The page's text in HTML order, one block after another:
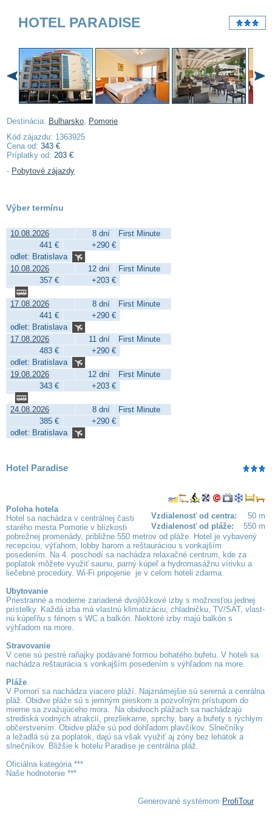
HOTEL PARADISE
Destinácia: Bulharsko, Pomorie
Kód zájazdu: 1363925
Cena od: 343 €
Príplatky od: 203 €
- Pobytové zájazdy
Výber termínu
10.08.2026 8 dní
First Minute
441 €
+290 €
odlet: Bratislava
10.08.2026
12 dní
First Minute
357 €
+203 €
17.08.2026 8 dní
First Minute
441 €
+290 €
odlet: Bratislava
17.08.2026
11 dní
First Minute
483 €
+290 €
odlet: Bratislava
19.08.2026
12 dní
First Minute
343 €
+203 €
24.08.2026 8 dní
First Minute
385 €
+290 €
odlet: Bratislava
Hotel Paradise
Vzdialenosť od centra:
50 m
Vzdialenosť od pláže:
550 m
Poloha hotela
Hotel sa nachádza v centrálnej časti
starého mesta Pomorie v blízkosti
pobrežnej promenády, približne 550 metrov od pláže. Hotel je vybavený
recepciou, výťahom, lobby barom a reštauráciou s vonkajším
posedením. Na 4. poschodí sa nachádza relaxačné centrum, kde za
poplatok môžete využiť saunu, parný kúpeľ a hydromasážnu vírivku a
liečebné procedúry. Wi-Fi pripojenie je v celom hoteli zdarma.
Ubytovanie
Priestranné a moderne zariadené dvojlôžkové izby s možnosťou jednej
prístelky. Každá izba má vlastnú klimatizáciu, chladničku, TV/SAT, vlast­
nú kúpeľňu s fénom s WC a balkón. Niektoré izby majú balkón s
výhľadom na more.
Stravovanie
V cene sú pestré raňajky podávané formou bohatého bufetu. V hoteli sa
nachádza reštaurácia s vonkajším posedením s výhľadom na more.
Pláže
V Pomorí sa nachádza viacero pláží. Najznámejšie sú sererná a cenrálna
pláž. Obidve pláže sú s jemným pieskom a pozvoľným prístupom do
mierne sa zvažujúceho mora. Na obidvoch plážach sa nachádzajú
strediská vodných atrakcií, prezliekarne, sprchy, bary a bufety s rýchlym
občerstvením. Obidve pláže sú pod dohľadom plavčíkov. Slnečníky
a ležadlá sú za poplatok, dajú sa však využiť aj zóny bez lehátok a
slnečníkov. Bližšie k hotelu Paradise je centrálna pláž.
Oficiálna kategória ***
Naše hodnotenie ***
Generované systémom ProfiTour